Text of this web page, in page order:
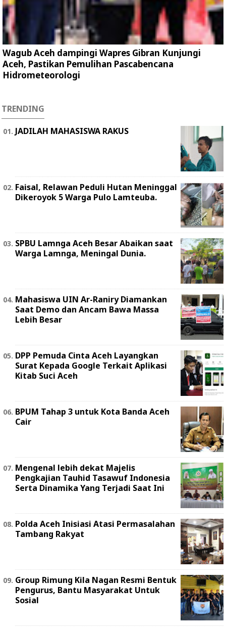
Wagub Aceh dampingi Wapres Gibran Kunjungi
Aceh, Pastikan Pemulihan Pascabencana
Hidrometeorologi
TRENDING
JADILAH MAHASISWA RAKUS
Faisal, Relawan Peduli Hutan Meninggal
Dikeroyok 5 Warga Pulo Lamteuba.
SPBU Lamnga Aceh Besar Abaikan saat
Warga Lamnga, Meningal Dunia.
Mahasiswa UIN Ar-Raniry Diamankan
Saat Demo dan Ancam Bawa Massa
Lebih Besar
DPP Pemuda Cinta Aceh Layangkan
Surat Kepada Google Terkait Aplikasi
Kitab Suci Aceh
BPUM Tahap 3 untuk Kota Banda Aceh
Cair
Mengenal lebih dekat Majelis
Pengkajian Tauhid Tasawuf Indonesia
Serta Dinamika Yang Terjadi Saat Ini
Polda Aceh Inisiasi Atasi Permasalahan
Tambang Rakyat
Group Rimung Kila Nagan Resmi Bentuk
Pengurus, Bantu Masyarakat Untuk
Sosial